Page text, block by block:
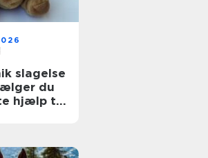
slagelse
du
hjælp til